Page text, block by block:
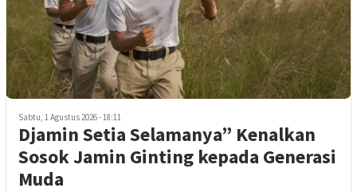
Sabtu, 1 Agustus 2026 - 18:11
Djamin Setia Selamanya” Kenalkan
Sosok Jamin Ginting kepada Generasi
Muda